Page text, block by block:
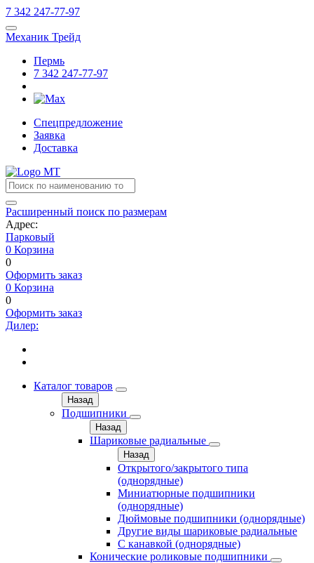
7 342 247-77-97
Механик Трейд
Пермь
7 342 247-77-97
Спецпредложение
Заявка
Доставка
Расширенный поиск по размерам
Адрес:
Парковый
0 Корзина
0
Оформить заказ
0 Корзина
0
Оформить заказ
Дилер:
Каталог товаров
Назад
Подшипники
Назад
Шариковые радиальные
Назад
Открытого/закрытого типа
(однорядные)
Миниатюрные подшипники
(однорядные)
Дюймовые подшипники (однорядные)
Другие виды шариковые радиальные
С канавкой (однорядные)
Конические роликовые подшипники